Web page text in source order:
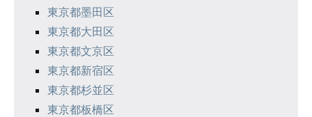
東京都墨田区
東京都大田区
東京都文京区
東京都新宿区
東京都杉並区
東京都板橋区